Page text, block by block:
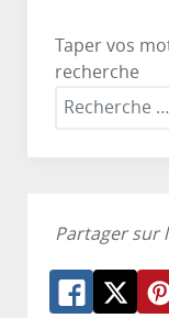
Taper vos
recherche
Partager sur